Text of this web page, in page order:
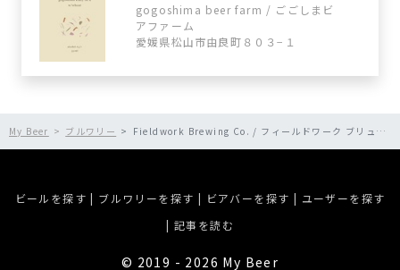
gogoshima beer farm / ごごしまビ
アファーム
愛媛県松山市由良町８０３−１
My Beer ブルワリー Fieldwork Brewing Co. / フィールドワーク ブリューイング
ビールを探す | ブルワリーを探す | ビアバーを探す | ユーザーを探す
| 記事を読む
©︎ 2019 - 2026 My Beer